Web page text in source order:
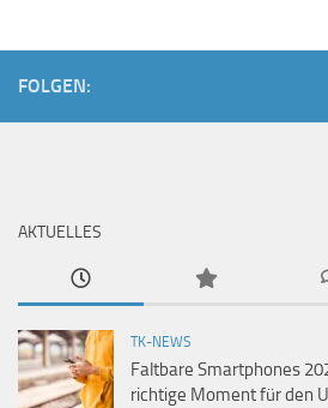
FOLGEN:
AKTUELLES
TK-NEWS
Faltbare Smartphones
richtige Moment für den